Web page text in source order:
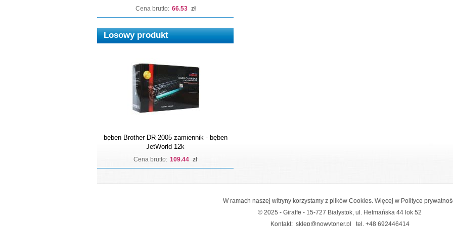
Cena brutto: 66.53 zł
Losowy produkt
bęben Brother DR-2005 zamiennik - bęben
JetWorld 12k
Cena brutto: 109.44 zł
W ramach naszej witryny korzystamy z plików Cookies. Więcej w Polityce
© 2025 - Giraffe - 15-727 Białystok, ul. Hetmańska 44 lok 52
Kontakt: sklep@nowytoner.pl tel. +48 692446414